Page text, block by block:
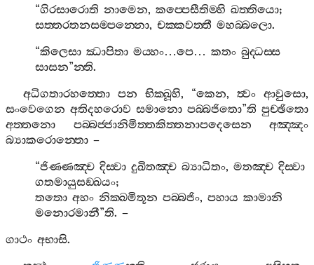
“ගිරසාරොති නාමෙන,කප‍්පෙසීතිම‍්හි ඛත‍්තියො;
සත‍්තරතනසම‍්පන‍්නො,චක‍්කවත‍්තී මහබ‍්බලො.
“කිලෙසා ඣාපිතා මය‍්හං…පෙ…කතං බුද‍්ධස‍්ස
සාසන”න‍්ති.
අධිගතාරහත‍්තො පන භික‍්ඛූහි, “කෙන, ත්‍වං ආවුසො,
සංවෙගෙන අතිදහරොව සමානො පබ‍්බජිතො”ති පුච‍්ඡිතො
අත‍්තනො
පබ‍්බජ‍්ජානිමිත‍්තකිත‍්තනාපදෙසෙන
අඤ‍්ඤං
බ්‍යාකරොන‍්තො –
“ජිණ‍්ණඤ‍්ච දිස‍්වා දුඛිතඤ‍්ච බ්‍යාධිතං,මතඤ‍්ච දිස‍්වා
ගතමායුසඞ‍්ඛයං;
තතො අහං නික‍්ඛමිතූන පබ‍්බජිං,පහාය කාමානි
මනොරමානී”ති. –
ගාථං අභාසි.